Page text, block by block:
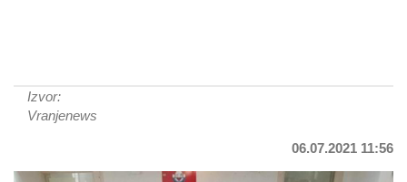
Izvor:
Vranjenews
06.07.2021 11:56